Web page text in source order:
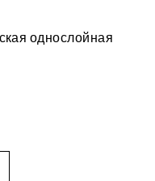
однослойная